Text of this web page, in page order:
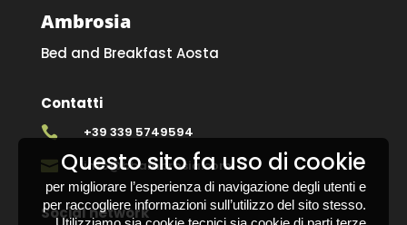
Ambrosia
Bed and Breakfast Aosta
Contatti

+39 339 5749594

info@bbambrosia.com
Social network
Questo sito fa uso di cookie
per migliorare l’esperienza di navigazione degli utenti e
per raccogliere informazioni sull’utilizzo del sito stesso.